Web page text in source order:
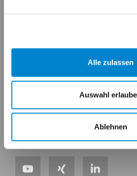
Alle zulassen
Auswahl
Ablehnen
+49 2932 4906-9000
info@steinau.com
Social-Media